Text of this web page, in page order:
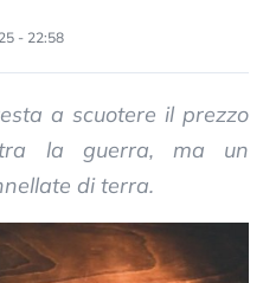
- 22:58
a scuotere il prezzo
la guerra, ma un
di terra.